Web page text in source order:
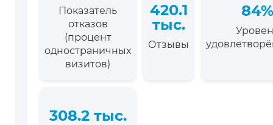
Показатель
отказов
(процент
одностраничных
визитов)
420.1
тыс.
Отзывы
84%
308.2 тыс.